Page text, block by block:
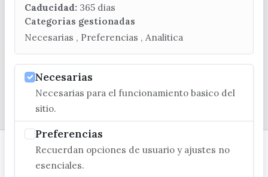
turismo@velezmalaga.es
C/ Poniente, 2. CP 29740 - Torre del Mar
Caducidad: 365 dias
Categorias gestionadas
Necesarias , Preferencias , Analitica
Necesarias
Necesarias para el funcionamiento basico del
sitio.
Preferencias
Recuerdan opciones de usuario y ajustes no
esenciales.